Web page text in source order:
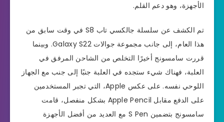
الأجهزة، وهو دعم القلم.
تم الكشف عن سلسلة جالكسي تاب S8 في وقت سابق من
هذا العام، إلى جانب مجموعة جوالات Galaxy S22. وبينما
قررت سامسونج أخيرًا التخلص من الشاحن المرفق في
العلبة، فهناك شيء ستجده في العلبة جنبًا إلى جنب مع الجهاز
اللوحي نفسه. على عكس Apple، التي تجبر المستخدمين
على الدفع مقابل Apple Pencil بشكل منفصل، قامت
سامسونج بتضمين S Pen مع العديد من أفضل الأجهزة